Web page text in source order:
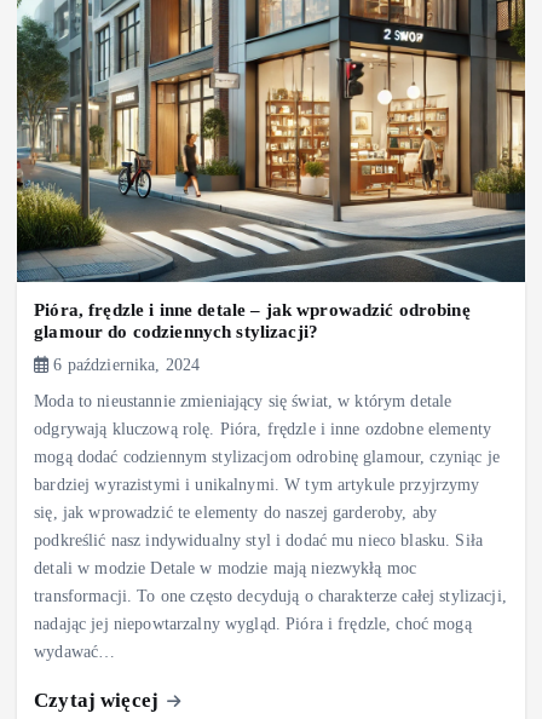
Pióra, frędzle i inne detale – jak wprowadzić odrobinę
glamour do codziennych stylizacji?
6 października, 2024
Moda to nieustannie zmieniający się świat, w którym detale
odgrywają kluczową rolę. Pióra, frędzle i inne ozdobne elementy
mogą dodać codziennym stylizacjom odrobinę glamour, czyniąc je
bardziej wyrazistymi i unikalnymi. W tym artykule przyjrzymy
się, jak wprowadzić te elementy do naszej garderoby, aby
podkreślić nasz indywidualny styl i dodać mu nieco blasku. Siła
detali w modzie Detale w modzie mają niezwykłą moc
transformacji. To one często decydują o charakterze całej stylizacji,
nadając jej niepowtarzalny wygląd. Pióra i frędzle, choć mogą
wydawać…
Czytaj więcej